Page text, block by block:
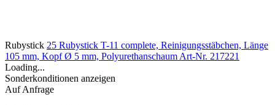
Rubystick 25 Rubystick T-11 complete, Reinigungsstäbchen, Länge
105 mm, Kopf Ø 5 mm, Polyurethanschaum Art-Nr. 217221
Loading...
Sonderkonditionen anzeigen
Auf Anfrage